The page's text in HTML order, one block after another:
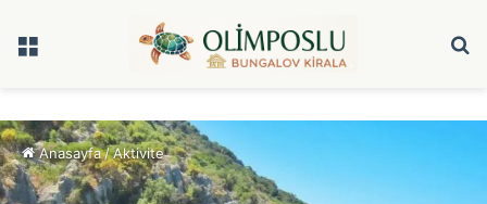
Menü
Anasayfa/Aktivite